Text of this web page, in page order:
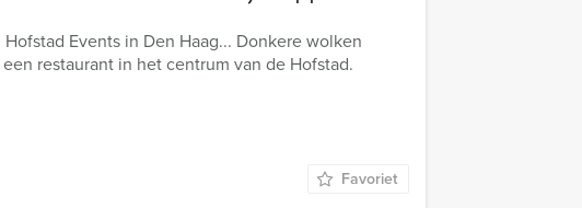
Events in Den Haag... Donkere wolken
restaurant in het centrum van de Hofstad.
Favoriet